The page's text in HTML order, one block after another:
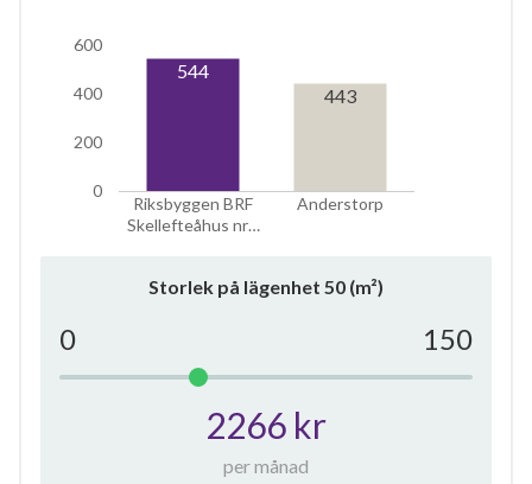
lägenhet
Riksbyggen BRF
Skellefteåhus nr…
Anderstorp
0
200
400
600
544
443
Storlek på lägenhet 50 (m²)
0 150
2266 kr
per månad